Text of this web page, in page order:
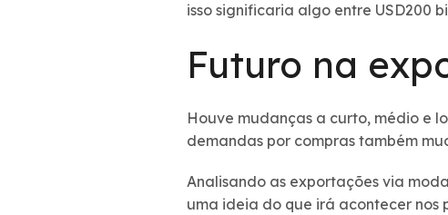
isso significaria algo entre USD200
Futuro na
Houve mudanças a curto, médio e
demandas por compras também
Analisando as exportações via
uma ideia do que irá acontecer nos